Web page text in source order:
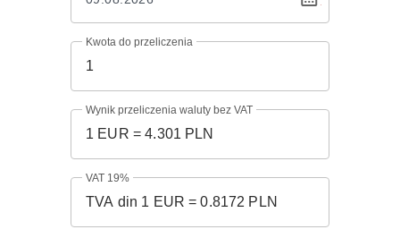
Kwota do przeliczenia
Wynik przeliczenia waluty bez VAT
VAT 19%